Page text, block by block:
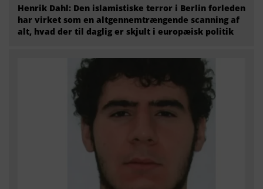
Henrik Dahl: Den islamistiske terror i Berlin forleden
har virket som en altgennemtrængende scanning af
alt, hvad der til daglig er skjult i europæisk politik